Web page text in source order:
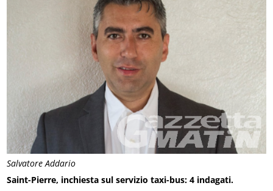
Salvatore Addario
Saint-Pierre, inchiesta sul servizio taxi-bus: 4 indagati.